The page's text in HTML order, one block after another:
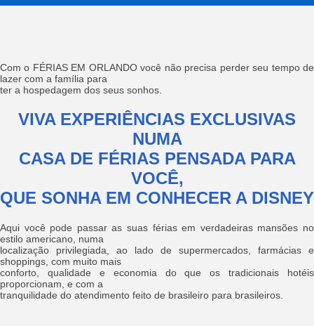
Com o FÉRIAS EM ORLANDO você não precisa perder seu tempo de
lazer com a família para
ter a hospedagem dos seus sonhos.
VIVA EXPERIÊNCIAS EXCLUSIVAS
NUMA
CASA DE FÉRIAS PENSADA PARA
VOCÊ,
QUE SONHA EM CONHECER A DISNEY
Aqui você pode passar as suas férias em verdadeiras mansões no
estilo americano, numa
localização privilegiada, ao lado de supermercados, farmácias e
shoppings, com muito mais
conforto, qualidade e economia do que os tradicionais hotéis
proporcionam, e com a
tranquilidade do atendimento feito de brasileiro para brasileiros.